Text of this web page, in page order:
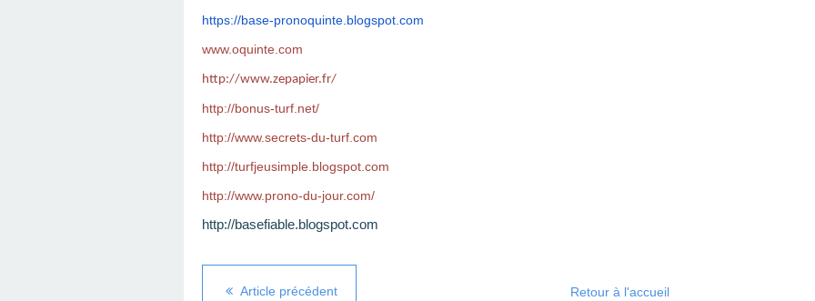
https://base-pronoquinte.blogspot.com
www.oquinte.com
http://www.zepapier.fr/
http://bonus-turf.net/
http://www.secrets-du-turf.com
http://turfjeusimple.blogspot.com
http://www.prono-du-jour.com/
http://basefiable.blogspot.com
Article précédent Retour à l'accueil